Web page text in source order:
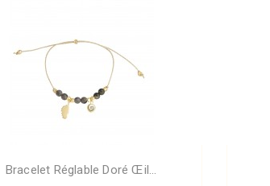
Bracelet Réglable Doré Œil...